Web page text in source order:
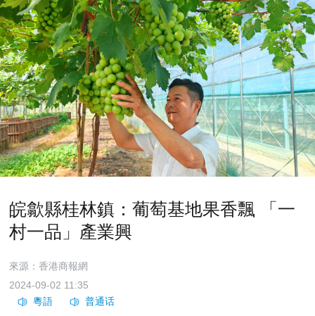
皖歙縣桂林鎮：葡萄基地果香飄 「一
村一品」產業興
來源：香港商報網
2024-09-02 11:35